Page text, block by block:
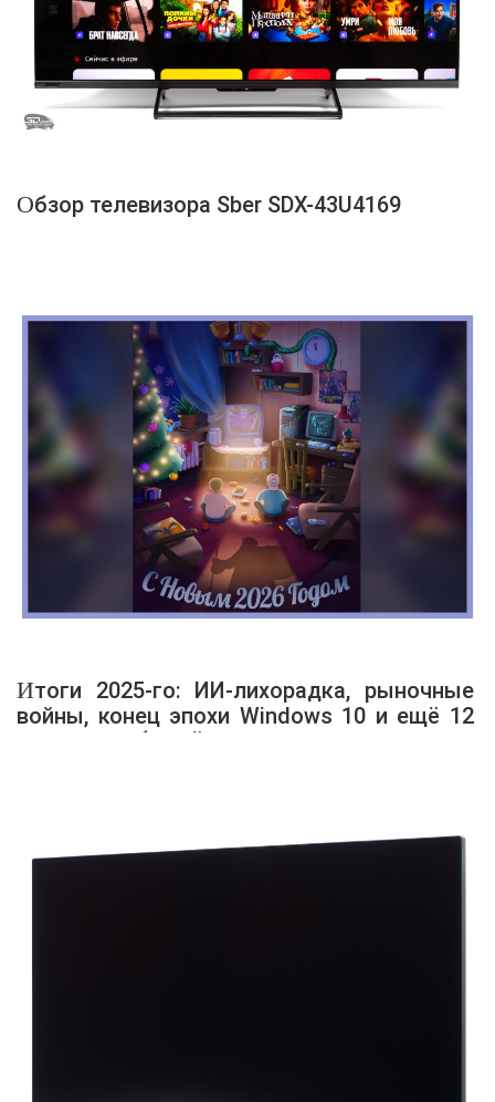
Обзор телевизора Sber SDX-43U4169
Итоги 2025-го: ИИ-лихорадка, рыночные
войны, конец эпохи Windows 10 и ещё 12
главных событий года